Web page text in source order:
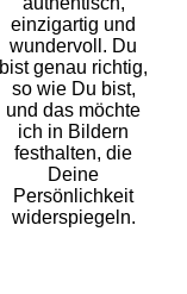
einzigartig und
wundervoll. Du
bist genau richtig,
so wie Du bist,
und das möchte
ich in Bildern
festhalten, die
Deine
Persönlichkeit
widerspiegeln.